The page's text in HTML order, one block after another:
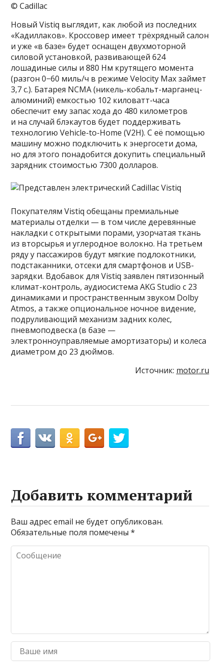
© Cadillac
Новый Vistiq выглядит, как любой из последних
«Кадиллаков». Кроссовер имеет трёхрядный салон
и уже «в базе» будет оснащен двухмоторной
силовой установкой, развивающей 624
лошадиные силы и 880 Нм крутящего момента
(разгон 0−60 миль/ч в режиме Velocity Max займет
3,7 с.). Батарея NCMA (никель-кобальт-марганец-
алюминий) емкостью 102 киловатт-часа
обеспечит ему запас хода до 480 километров
и на случай блэкаутов будет поддерживать
технологию Vehicle-to-Home (V2H). С её помощью
машину можно подключить к энергосети дома,
но для этого понадобится докупить специальный
зарядник стоимостью 7300 долларов.
Покупателям Vistiq обещаны премиальные
материалы отделки — в том числе деревянные
накладки с открытыми порами, узорчатая ткань
из вторсырья и углеродное волокно. На третьем
ряду у пассажиров будут мягкие подлокотники,
подстаканники, отсеки для смартфонов и USВ-
зарядки. Вдобавок для Vistiq заявлен пятизонный
климат-контроль, аудиосистема AKG Studio с 23
динамиками и пространственным звуком Dolby
Atmos, а также опциональное ночное видение,
подруливающий механизм задних колес,
пневмоподвеска (в базе —
электронноуправляемые амортизаторы) и колеса
диаметром до 23 дюймов.
Источник: motor.ru
Добавить комментарий
Ваш адрес email не будет опубликован.
Обязательные поля помечены*